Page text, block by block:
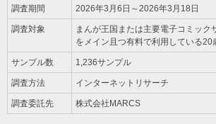
調査期間 2026年3月6日～2026年3月18日
調査対象
まんが王国または主要電子コミック
をメイン且つ有料で利用している20
サンプル数 1,236サンプル
調査方法 インターネットリサーチ
調査委託先 株式会社MARCS